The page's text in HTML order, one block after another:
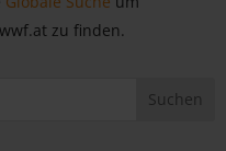
zu finden.